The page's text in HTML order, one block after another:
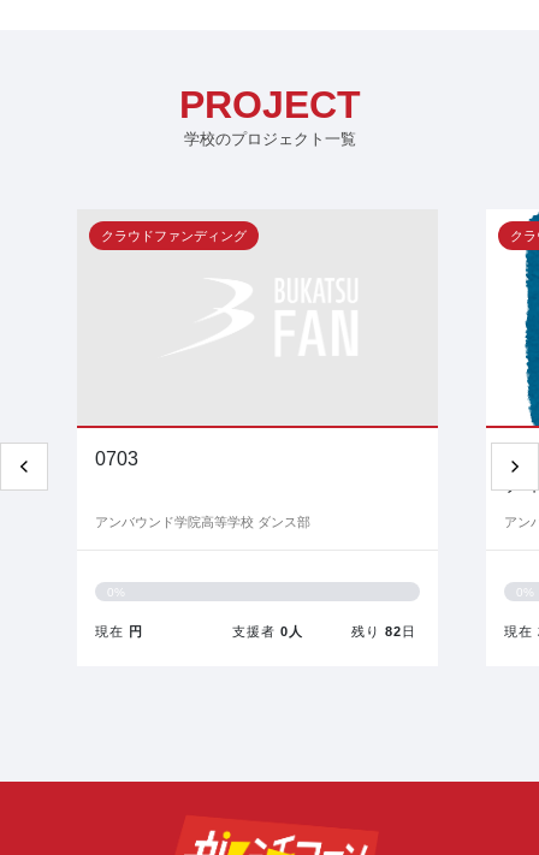
PROJECT
学校のプロジェクト一覧
クラウドファンディング
0703
アンバウンド学院高等学校 ダンス部
0%
現在 円 支援者 0人 残り 82日
ク
週
アン
0%
現在